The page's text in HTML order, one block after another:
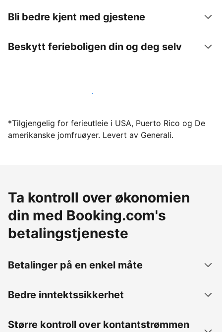
Bli bedre kjent med gjestene
Beskytt ferieboligen din og deg selv
Lei ut ferieboligen din gjennom oss i dag
*Tilgjengelig for ferieutleie i USA, Puerto Rico og De
amerikanske jomfruøyer. Levert av Generali.
Ta kontroll over økonomien
din med Booking.com's
betalingstjeneste
Betalinger på en enkel måte
Bedre inntektssikkerhet
Større kontroll over kontantstrømmen